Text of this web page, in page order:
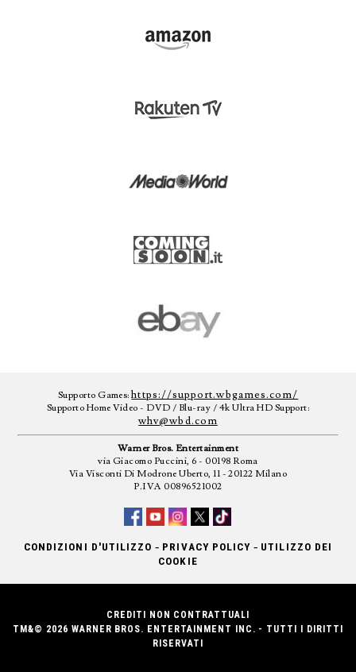
Supporto Games:https://support.wbgames.com/
Supporto Home Video - DVD / Blu-ray / 4k Ultra HD Support:
whv@wbd.com
Warner Bros. Entertainment
via Giacomo Puccini, 6 - 00198 Roma
Via Visconti Di Modrone Uberto, 11 - 20122 Milano
P.IVA 00896521002
CONDIZIONI D'UTILIZZO - PRIVACY POLICY - UTILIZZO DEI
COOKIE
CREDITI NON CONTRATTUALI
TM&© 2026 WARNER BROS. ENTERTAINMENT INC. - TUTTI I DIRITTI
RISERVATI